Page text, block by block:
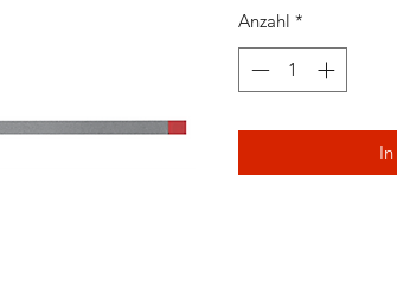
Anzahl *